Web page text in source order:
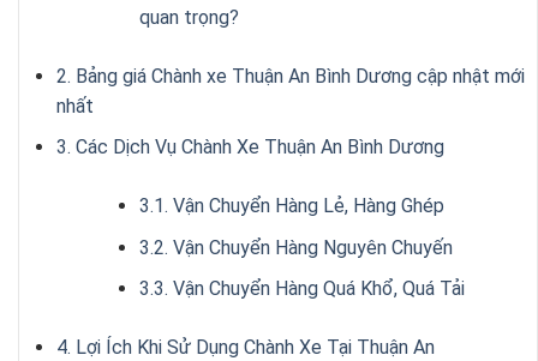
quan trọng?
2. Bảng giá Chành xe Thuận An Bình Dương cập nhật mới
nhất
3. Các Dịch Vụ Chành Xe Thuận An Bình Dương
3.1. Vận Chuyển Hàng Lẻ, Hàng Ghép
3.2. Vận Chuyển Hàng Nguyên Chuyến
3.3. Vận Chuyển Hàng Quá Khổ, Quá Tải
4. Lợi Ích Khi Sử Dụng Chành Xe Tại Thuận An